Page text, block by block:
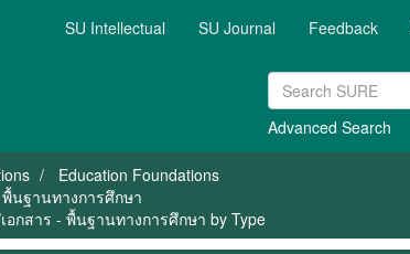
SU Intellectual SU Journal Feedback
Advanced Search
Education Foundations
พื้นฐานทางการศึกษา
อกสาร - พื้นฐานทางการศึกษา by Type